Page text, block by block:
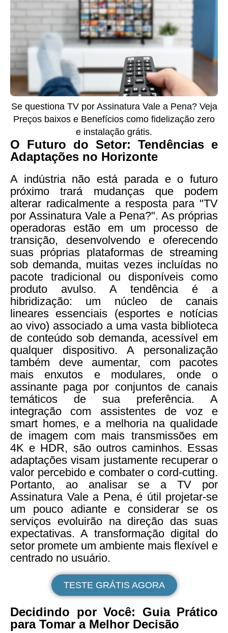
Se questiona TV por Assinatura Vale a Pena? Veja
Preços baixos e Benefícios como fidelização zero
e instalação grátis.
O Futuro do Setor: Tendências e
Adaptações no Horizonte
A indústria não está parada e o futuro
próximo trará mudanças que podem
alterar radicalmente a resposta para "TV
por Assinatura Vale a Pena?". As próprias
operadoras estão em um processo de
transição, desenvolvendo e oferecendo
suas próprias plataformas de streaming
sob demanda, muitas vezes incluídas no
pacote tradicional ou disponíveis como
produto avulso. A tendência é a
hibridização: um núcleo de canais
lineares essenciais (esportes e notícias
ao vivo) associado a uma vasta biblioteca
de conteúdo sob demanda, acessível em
qualquer dispositivo. A personalização
também deve aumentar, com pacotes
mais enxutos e modulares, onde o
assinante paga por conjuntos de canais
temáticos de sua preferência. A
integração com assistentes de voz e
smart homes, e a melhoria na qualidade
de imagem com mais transmissões em
4K e HDR, são outros caminhos. Essas
adaptações visam justamente recuperar o
valor percebido e combater o cord-cutting.
Portanto, ao analisar se a TV por
Assinatura Vale a Pena, é útil projetar-se
um pouco adiante e considerar se os
serviços evoluirão na direção das suas
expectativas. A transformação digital do
setor promete um ambiente mais flexível e
centrado no usuário.
TESTE GRÁTIS AGORA
Decidindo por Você: Guia Prático
para Tomar a Melhor Decisão